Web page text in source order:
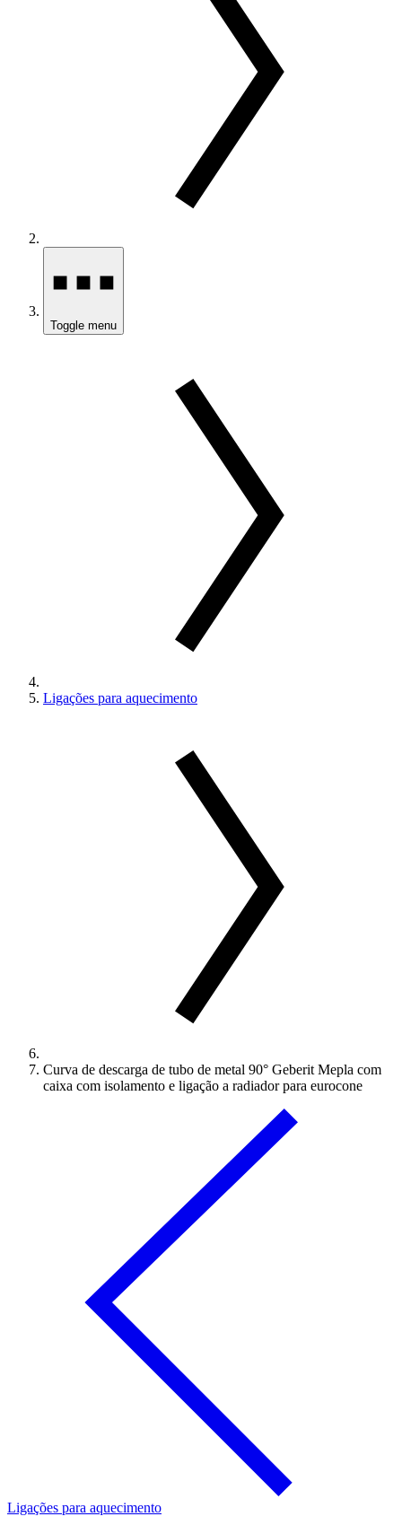
Toggle menu
Ligações para aquecimento
Curva de descarga de tubo de metal 90° Geberit Mepla com
caixa com isolamento e ligação a radiador para eurocone
Ligações para aquecimento